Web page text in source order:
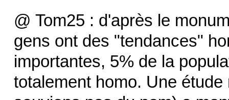
@ Tom25 : d'après le
gens ont des "tendances"
importantes, 5% de la
totalement homo. Une